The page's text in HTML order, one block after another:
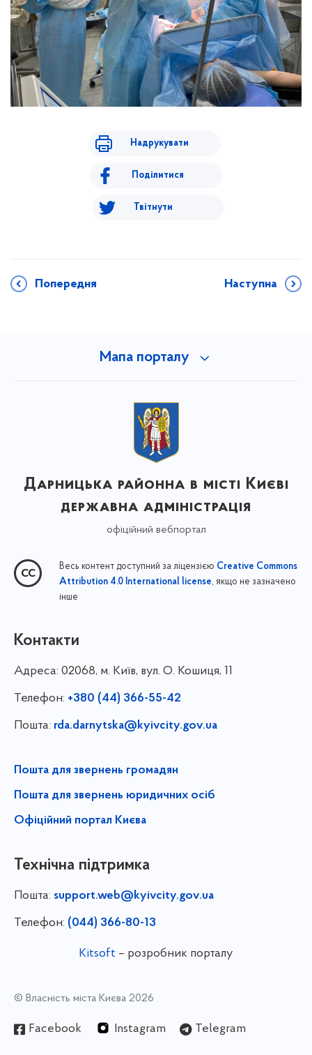
Надрукувати
Поділитися
Твітнути
Попередня Наступна
Мапа порталу
Дарницька районна в місті Києві
державна адміністрація
офіційний вебпортал
Весь контент доступний за ліцензією Creative Commons
Attribution 4.0 International license, якщо не зазначено
інше
Контакти
Адреса: 02068, м. Київ, вул. О. Кошиця, 11
Телефон: +380 (44) 366-55-42
Пошта: rda.darnytska@kyivcity.gov.ua
Пошта для звернень громадян
Пошта для звернень юридичних осіб
Офіційний портал Києва
Технічна підтримка
Пошта: support.web@kyivcity.gov.ua
Телефон: (044) 366-80-13
Kitsoft – розробник порталу
© Власність міста Києва 2026
Facebook Instagram Telegram